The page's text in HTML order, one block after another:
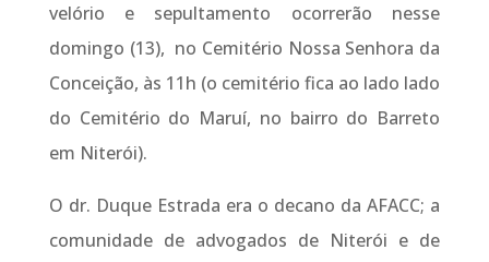
velório e sepultamento ocorrerão nesse
domingo (13), no Cemitério Nossa Senhora da
Conceição, às 11h (o cemitério fica ao lado lado
do Cemitério do Maruí, no bairro do Barreto
em Niterói).
O dr. Duque Estrada era o decano da AFACC; a
comunidade de advogados de Niterói e de